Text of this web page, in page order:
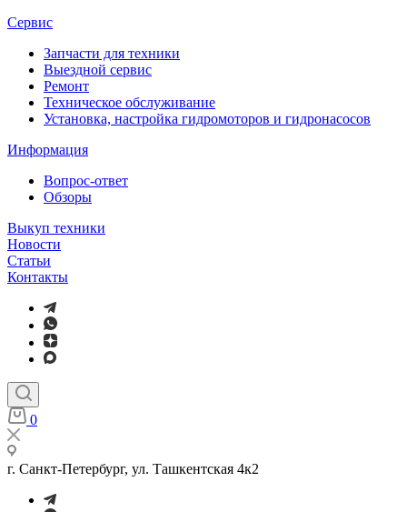
Сервис
Запчасти для техники
Выездной сервис
Ремонт
Техническое обслуживание
Установка, настройка гидромоторов и гидронасосов
Информация
Вопрос-ответ
Обзоры
Выкуп техники
Новости
Статьи
Контакты
0
г. Санкт-Петербург, ул. Ташкентская 4к2